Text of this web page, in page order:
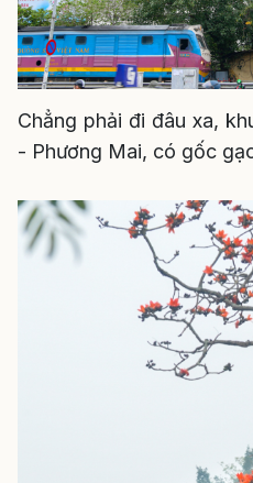
Chẳng phải đi đâu xa,
- Phương Mai, có gốc